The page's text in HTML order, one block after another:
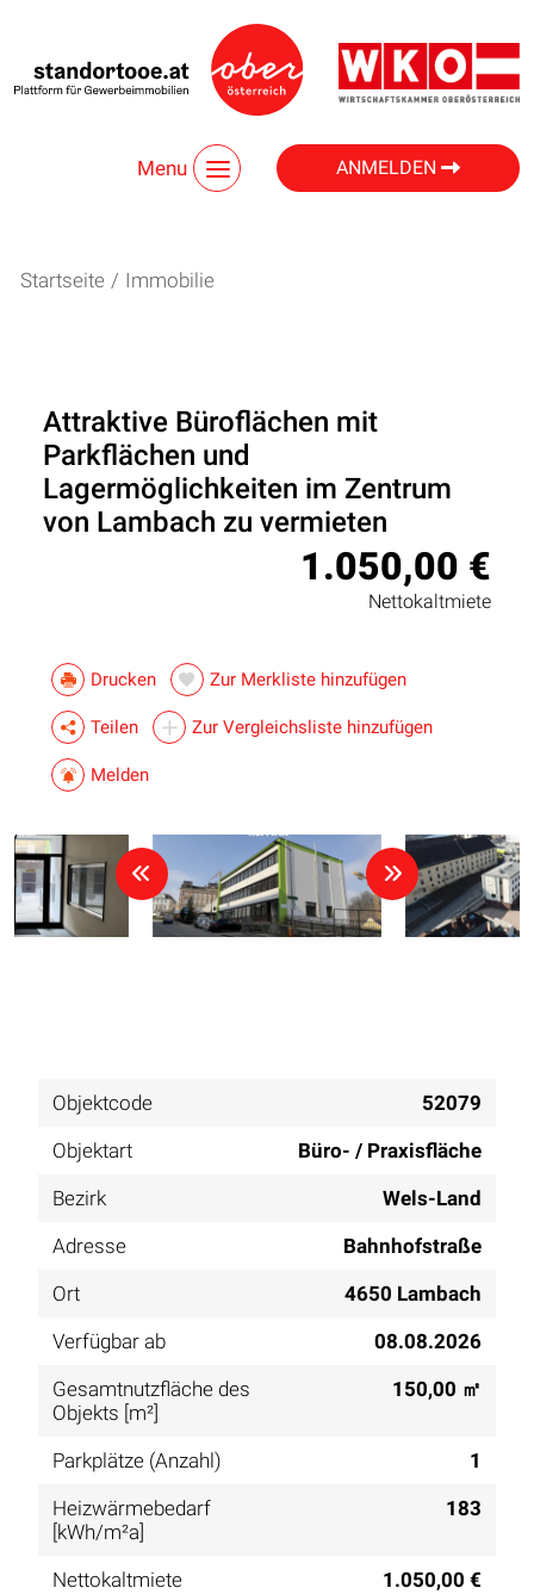
Menu ANMELDEN
Startseite / Immobilie
Attraktive Büroflächen mit
Parkflächen und
Lagermöglichkeiten im Zentrum
von Lambach zu vermieten
1.050,00 €
Nettokaltmiete
Drucken Zur Merkliste hinzufügen
Teilen Zur Vergleichsliste hinzufügen
Melden
Objektcode
52079
Objektart
Büro- / Praxisfläche
Bezirk
Wels-Land
Adresse
Bahnhofstraße
Ort
4650 Lambach
Verfügbar ab
08.08.2026
Gesamtnutzfläche des
Objekts [m²]
150,00 ㎡
Parkplätze (Anzahl)
1
Heizwärmebedarf
[kWh/m²a]
183
Nettokaltmiete 1.050,00 €